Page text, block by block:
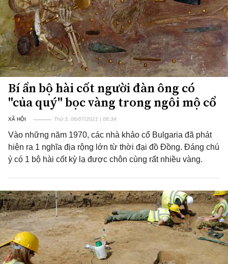
Bí ẩn bộ hài cốt người đàn ông có
"của quý" bọc vàng trong ngôi mộ cổ
XÃ HỘI Thứ 3, 06/07/2021 | 06:34
Vào những năm 1970, các nhà khảo cổ Bulgaria đã phát
hiện ra 1 nghĩa địa rộng lớn từ thời đại đồ Đồng. Đáng chú
ý có 1 bộ hài cốt kỳ lạ được chôn cùng rất nhiều vàng.